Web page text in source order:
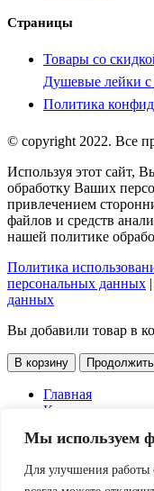
Мы используем
Для улучшения
Страницы
Товары со
Душевые лейки
Политика
© copyright 2022. Все
Используя этот сайт,
обработку Ваших
привлечением
файлов и средств
нашей политике
Политика
персональных данных |
данных
Вы добавили товар в
В корзину Продолжить
Главная
Каталог
Доставка и
Контакты